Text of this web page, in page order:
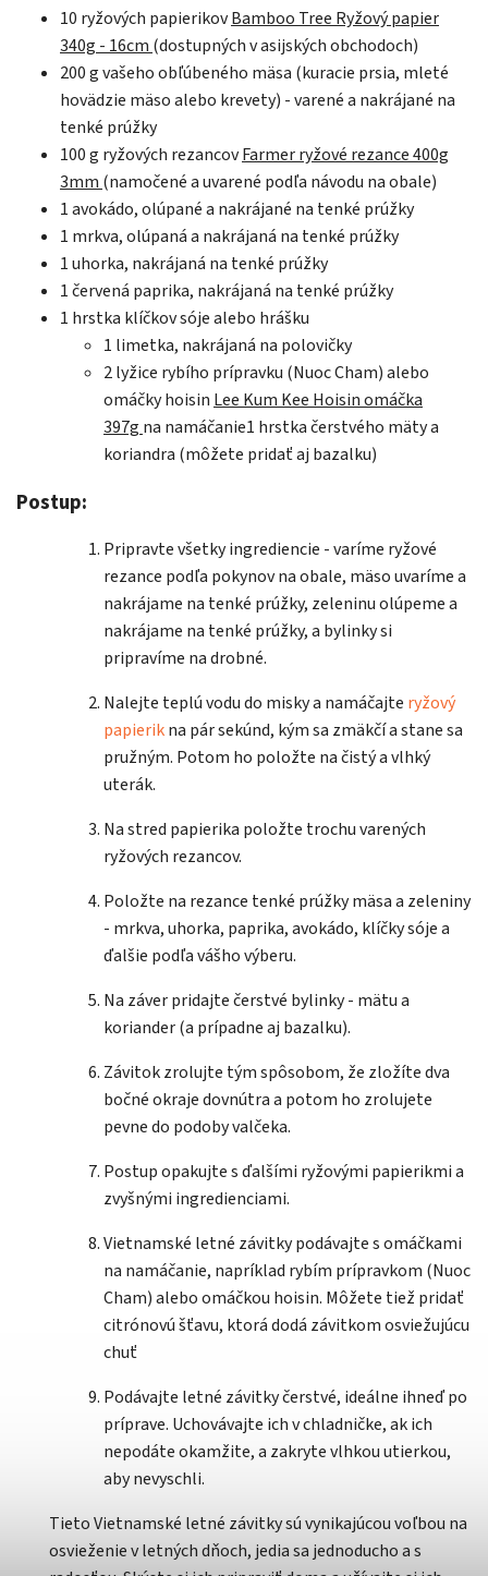
10 ryžových papierikovBamboo Tree Ryžový papier
340g - 16cm (dostupných v asijských obchodoch)
200 g vašeho obľúbeného mäsa (kuracie prsia, mleté
hovädzie mäso alebo krevety) - varené a nakrájané na
tenké prúžky
100 g ryžových rezancovFarmer ryžové rezance 400g
3mm (namočené a uvarené podľa návodu na obale)
1 avokádo, olúpané a nakrájané na tenké prúžky
1 mrkva, olúpaná a nakrájaná na tenké prúžky
1 uhorka, nakrájaná na tenké prúžky
1 červená paprika, nakrájaná na tenké prúžky
1 hrstka klíčkov sóje alebo hrášku
1 limetka, nakrájaná na polovičky
2 lyžice rybího prípravku (Nuoc Cham) alebo
omáčky hoisin Lee Kum Kee Hoisin omáčka
397g na namáčanie1 hrstka čerstvého mäty a
koriandra (môžete pridať aj bazalku)
Postup:
Pripravte všetky ingrediencie - varíme ryžové
rezance podľa pokynov na obale, mäso uvaríme a
nakrájame na tenké prúžky, zeleninu olúpeme a
nakrájame na tenké prúžky, a bylinky si
pripravíme na drobné.
Nalejte teplú vodu do misky a namáčajte ryžový
papierikna pár sekúnd, kým sa zmäkčí a stane sa
pružným. Potom ho položte na čistý a vlhký
uterák.
Na stred papierika položte trochu varených
ryžových rezancov.
Položte na rezance tenké prúžky mäsa a zeleniny
- mrkva, uhorka, paprika, avokádo, klíčky sóje a
ďalšie podľa vášho výberu.
Na záver pridajte čerstvé bylinky - mätu a
koriander (a prípadne aj bazalku).
Závitok zrolujte tým spôsobom, že zložíte dva
bočné okraje dovnútra a potom ho zrolujete
pevne do podoby valčeka.
Postup opakujte s ďalšími ryžovými papierikmi a
zvyšnými ingredienciami.
Vietnamské letné závitky podávajte s omáčkami
na namáčanie, napríklad rybím prípravkom (Nuoc
Cham) alebo omáčkou hoisin. Môžete tiež pridať
citrónovú šťavu, ktorá dodá závitkom osviežujúcu
chuť
Podávajte letné závitky čerstvé, ideálne ihneď po
príprave. Uchovávajte ich v chladničke, ak ich
nepodáte okamžite, a zakryte vlhkou utierkou,
aby nevyschli.
Tieto Vietnamské letné závitky sú vynikajúcou voľbou na
osvieženie v letných dňoch, jedia sa jednoducho a s